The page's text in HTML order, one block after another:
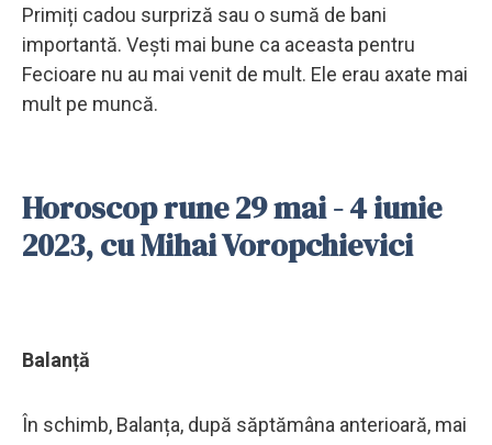
Primiți cadou surpriză sau o sumă de bani
importantă. Vești mai bune ca aceasta pentru
Fecioare nu au mai venit de mult. Ele erau axate mai
mult pe muncă.
Horoscop rune 29 mai - 4 iunie
2023, cu Mihai Voropchievici
Balanță
În schimb, Balanța, după săptămâna anterioară, mai